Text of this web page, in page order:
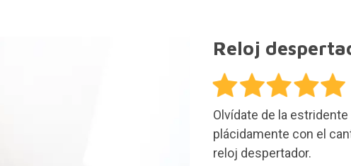
Reloj
Olvídate de la
plácidamente con el
reloj despertador.